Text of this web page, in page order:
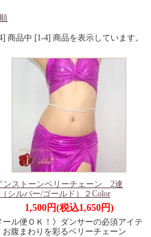
商品中 [1-4] 商品を表示しています。
ンストーンベリーチェーン 2連
（シルバー/ゴールド）２Color
1,500円(税込1,650円)
ール便ＯＫ！》ダンサーの必須アイテ
お腹まわりを彩るベリーチェーン